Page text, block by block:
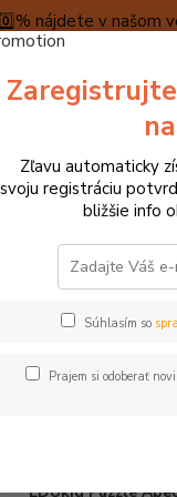
nájdete v
máme teraz
A PLATBA
EDUkid
EDUkid Puzzle
Zľavu automaticky
svoju registráciu
bližšie info
Súhlasím so
Prajem si odoberať